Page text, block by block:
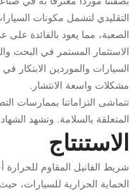
التقليدي لتشمل مكونات
الصعبة، مما يعود بالفائدة
الاستثمار المستمر في البحث
السيارات والموردين الابتكار
مشكلات واسعة الانتشار.
تتماشى التزاماتنا بممارسات
المتعلقة بالسلامة. وتشهد
الاستنتاج
الحماية الحرارية للسيارات،